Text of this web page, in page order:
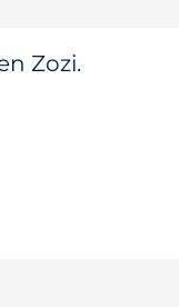
Zozi.